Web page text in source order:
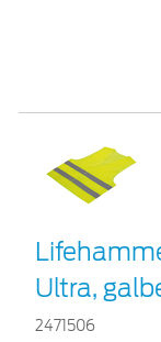
Ultra,
2471506